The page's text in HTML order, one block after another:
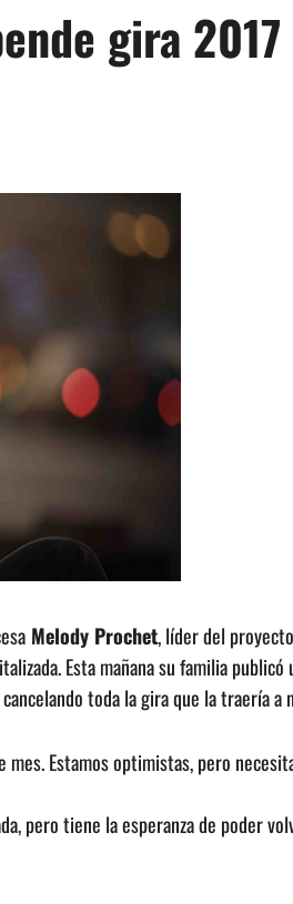
gira
Melody Prochet, líder del proyecto
Esta mañana su familia publicó
toda la gira que la traería a
Estamos optimistas, pero
pero tiene la esperanza de poder